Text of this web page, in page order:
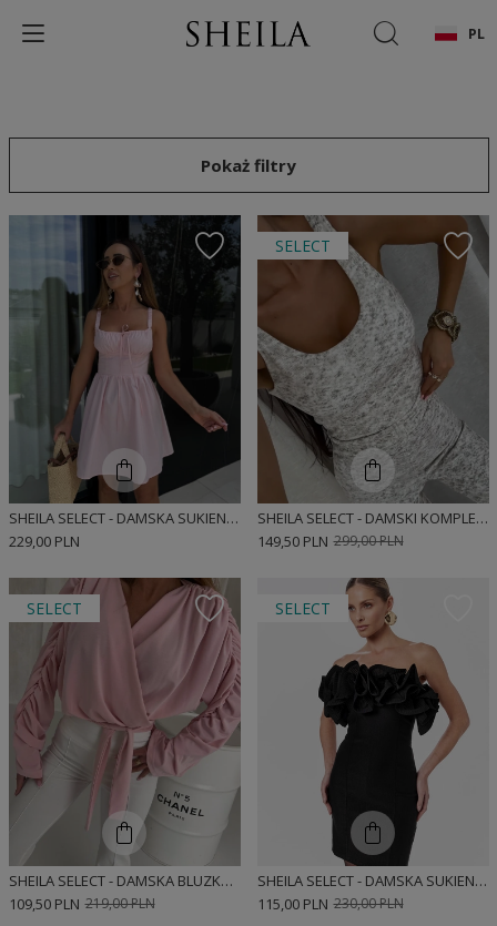
PL
Pokaż filtry
SHEILA SELECT - DAMSKA SUKIENKA RÓŻOWA NA NARAMKACH MINI 'LLIANA PINK'
229,00 PLN
SELECT
SHEILA SELECT - DAMSKI KOMPLET SZARY PRĄŻEK 'NORTH'
299,00 PLN
149,50 PLN
SELECT
SHEILA SELECT - DAMSKA BLUZKA RÓŻOWA Z WIĄZANIEM 'KEYSHA PINK'
219,00 PLN
109,50 PLN
SELECT
SHEILA SELECT - DAMSKA SUKIENKA CZARNA MINI 'GABRIELLA BLACK'
230,00 PLN
115,00 PLN